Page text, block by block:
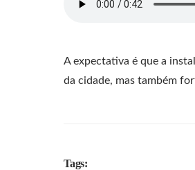
A expectativa é que a
da cidade, mas também
Tags: